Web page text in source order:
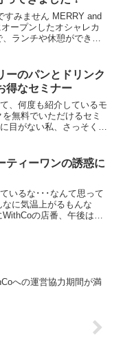
すみません MERRY and
ープンしたオシャレカ
ランチや休憩ができる
ーのパンとドリンク
得なセミナー
、何度も紹介しているモ
無料でいただけるセミ
目がない私、さっそく行
ティーワンの誘惑に
いるな･･･なんて思って
に気温上がるもんな
の店番、午後は家
への運営協力期間が満